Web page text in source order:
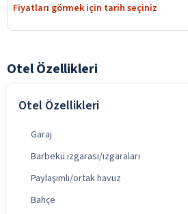
Fiyatları görmek için tarih seçiniz
Otel Özellikleri
Otel Özellikleri
Garaj
Barbekü ızgarası/ızgaraları
Paylaşımlı/ortak havuz
Bahçe